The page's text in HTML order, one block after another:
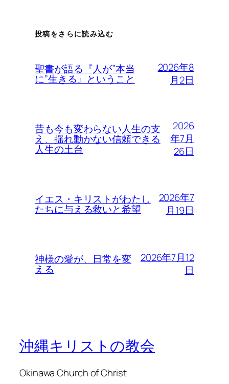
投稿をさらに読み込む
聖書が語る『人が”本当
に”生きる』ということ
2026年8
月2日
昔も今も変わらない人生の支
え、揺れ動かない信頼できる
人生の土台
2026
年7月
26日
イエス・キリストがわたし
たちに与える救いと希望
2026年7
月19日
神様の愛が、日常を変
える
2026年7月12
日
沖縄キリストの教会
Okinawa Church of Christ